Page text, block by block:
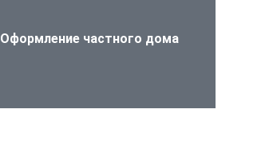
Оформление частного дома